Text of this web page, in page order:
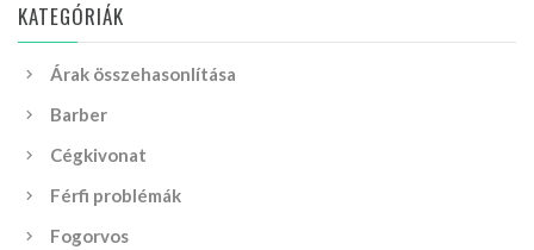
KATEGÓRIÁK
Árak összehasonlítása
Barber
Cégkivonat
Férfi problémák
Fogorvos